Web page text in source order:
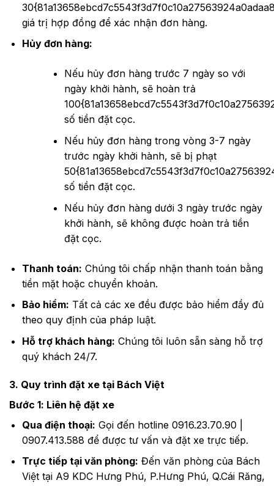
giá trị hợp đồng để xác nhận đơn hàng.
Hủy đơn hàng:
Nếu hủy đơn hàng trước 7 ngày so với
ngày khởi hành, sẽ hoàn trả
số tiền đặt cọc.
Nếu hủy đơn hàng trong vòng 3-7 ngày
trước ngày khởi hành, sẽ bị phạt
số tiền đặt cọc.
Nếu hủy đơn hàng dưới 3 ngày trước ngày
khởi hành, sẽ không được hoàn trả tiền
đặt cọc.
Thanh toán: Chúng tôi chấp nhận thanh toán bằng
tiền mặt hoặc chuyển khoản.
Bảo hiểm: Tất cả các xe đều được bảo hiểm đầy đủ
theo quy định của pháp luật.
Hỗ trợ khách hàng: Chúng tôi luôn sẵn sàng hỗ trợ
quý khách 24/7.
3. Quy trình đặt xe tại Bách Việt
Bước 1: Liên hệ đặt xe
Qua điện thoại: Gọi đến hotline 0916.23.70.90 |
0907.413.588 để được tư vấn và đặt xe trực tiếp.
Trực tiếp tại văn phòng: Đến văn phòng của Bách
Việt tại A9 KDC Hưng Phú, P.Hưng Phú, Q.Cái Răng,